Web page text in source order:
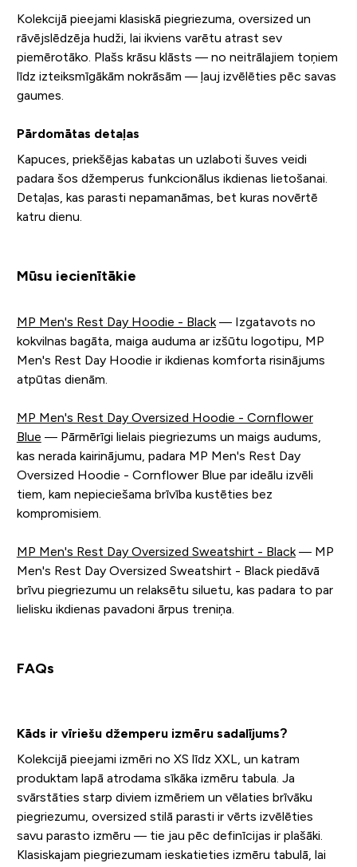
Kolekcijā pieejami klasiskā piegriezuma, oversized un
rāvējslēdzēja hudži, lai ikviens varētu atrast sev
piemērotāko. Plašs krāsu klāsts — no neitrālajiem toņiem
līdz izteiksmīgākām nokrāsām — ļauj izvēlēties pēc savas
gaumes.
Pārdomātas detaļas
Kapuces, priekšējas kabatas un uzlaboti šuves veidi
padara šos džemperus funkcionālus ikdienas lietošanai.
Detaļas, kas parasti nepamanāmas, bet kuras novērtē
katru dienu.
Mūsu iecienītākie
MP Men's Rest Day Hoodie - Black— Izgatavots no
kokvilnas bagāta, maiga auduma ar izšūtu logotipu, MP
Men's Rest Day Hoodie ir ikdienas komforta risinājums
atpūtas dienām.
MP Men's Rest Day Oversized Hoodie - Cornflower
Blue — Pārmērīgi lielais piegriezums un maigs audums,
kas nerada kairinājumu, padara MP Men's Rest Day
Oversized Hoodie - Cornflower Blue par ideālu izvēli
tiem, kam nepieciešama brīvība kustēties bez
kompromisiem.
MP Men's Rest Day Oversized Sweatshirt - Black— MP
Men's Rest Day Oversized Sweatshirt - Black piedāvā
brīvu piegriezumu un relaksētu siluetu, kas padara to par
lielisku ikdienas pavadoni ārpus treniņa.
FAQs
Kāds ir vīriešu džemperu izmēru sadalījums?
Kolekcijā pieejami izmēri no XS līdz XXL, un katram
produktam lapā atrodama sīkāka izmēru tabula. Ja
svārstāties starp diviem izmēriem un vēlaties brīvāku
piegriezumu, oversized stilā parasti ir vērts izvēlēties
savu parasto izmēru — tie jau pēc definīcijas ir plašāki.
Klasiskajam piegriezumam ieskatieties izmēru tabulā, lai